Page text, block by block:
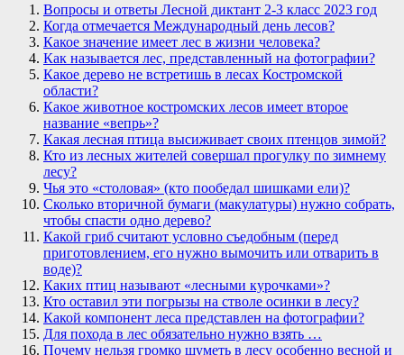
Вопросы и ответы Лесной диктант 2-3 класс 2023 год
Когда отмечается Международный день лесов?
Какое значение имеет лес в жизни человека?
Как называется лес, представленный на фотографии?
Какое дерево не встретишь в лесах Костромской
области?
Какое животное костромских лесов имеет второе
название «вепрь»?
Какая лесная птица высиживает своих птенцов зимой?
Кто из лесных жителей совершал прогулку по зимнему
лесу?
Чья это «столовая» (кто пообедал шишками ели)?
Сколько вторичной бумаги (макулатуры) нужно собрать,
чтобы спасти одно дерево?
Какой гриб считают условно съедобным (перед
приготовлением, его нужно вымочить или отварить в
воде)?
Каких птиц называют «лесными курочками»?
Кто оставил эти погрызы на стволе осинки в лесу?
Какой компонент леса представлен на фотографии?
Для похода в лес обязательно нужно взять …
Почему нельзя громко шуметь в лесу особенно весной и